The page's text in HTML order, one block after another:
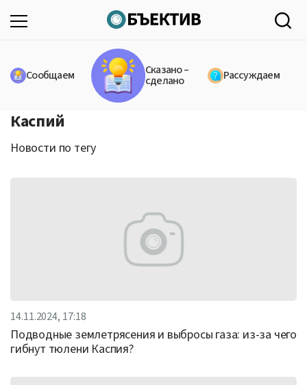
Сообщаем Сказано –
сделано Рассуждаем
Каспий
Новости по тегу
14.11.2024, 17:18
Подводные землетрясения и выбросы газа: из-за чего
гибнут тюлени Каспия?